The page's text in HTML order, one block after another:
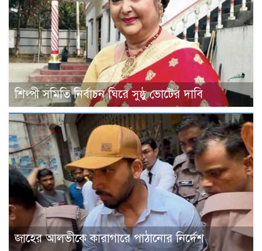
শিল্পী সমিতি নির্বাচন ঘিরে সুষ্ঠু ভোটের দাবি
জাহের আলভীকে কারাগারে পাঠানোর নির্দেশ